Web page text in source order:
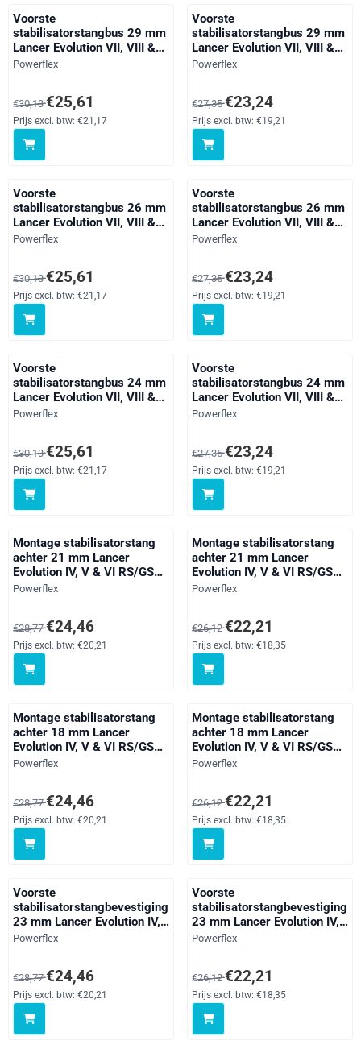
Voorste
stabilisatorstangbus 29 mm
Lancer Evolution VII, VIII &
IX inc 260, black
Merk:
Powerflex
Van 30,13 voor 25,61, exclusief btw: 21,17
€30,13€25,61
Prijs excl. btw: €21,17
Voorste
stabilisatorstangbus 29 mm
Lancer Evolution VII, VIII &
IX inc 260, straat
Merk:
Powerflex
Van 27,35 voor 23,24, exclusief
€27,35€23,24
Prijs excl. btw: €19,21
Voorste
stabilisatorstangbus 26 mm
Lancer Evolution VII, VIII &
IX inc 260, black
Merk:
Powerflex
Van 30,13 voor 25,61, exclusief btw: 21,17
€30,13€25,61
Prijs excl. btw: €21,17
Voorste
stabilisatorstangbus 26 mm
Lancer Evolution VII, VIII &
IX inc 260, Outlander, straat
Merk:
Powerflex
Van 27,35 voor 23,24, exclusief
€27,35€23,24
Prijs excl. btw: €19,21
Voorste
stabilisatorstangbus 24 mm
Lancer Evolution VII, VIII &
IX inc 260, black
Merk:
Powerflex
Van 30,13 voor 25,61, exclusief btw: 21,17
€30,13€25,61
Prijs excl. btw: €21,17
Voorste
stabilisatorstangbus 24 mm
Lancer Evolution VII, VIII &
IX inc 260, straat
Merk:
Powerflex
Van 27,35 voor 23,24, exclusief
€27,35€23,24
Prijs excl. btw: €19,21
Montage stabilisatorstang
achter 21 mm Lancer
Evolution IV, V & VI RS/GSR,
black
Merk:
Powerflex
Van 28,77 voor 24,46, exclusief btw: 20,21
€28,77€24,46
Prijs excl. btw: €20,21
Montage stabilisatorstang
achter 21 mm Lancer
Evolution IV, V & VI RS/GSR,
straat
Merk:
Powerflex
Van 26,12 voor 22,21, exclusief
€26,12€22,21
Prijs excl. btw: €18,35
Montage stabilisatorstang
achter 18 mm Lancer
Evolution IV, V & VI RS/GSR,
black
Merk:
Powerflex
Van 28,77 voor 24,46, exclusief btw: 20,21
€28,77€24,46
Prijs excl. btw: €20,21
Montage stabilisatorstang
achter 18 mm Lancer
Evolution IV, V & VI RS/GSR,
straat
Merk:
Powerflex
Van 26,12 voor 22,21, exclusief
€26,12€22,21
Prijs excl. btw: €18,35
Voorste
stabilisatorstangbevestiging
23 mm Lancer Evolution IV,
V & VI RS/GSR, black
Merk:
Powerflex
Van 28,77 voor 24,46, exclusief btw: 20,21
€28,77€24,46
Prijs excl. btw: €20,21
Voorste
stabilisatorstangbevestiging
23 mm Lancer Evolution IV,
V & VI RS/GSR, straat
Merk:
Powerflex
Van 26,12 voor 22,21, exclusief
€26,12€22,21
Prijs excl. btw: €18,35